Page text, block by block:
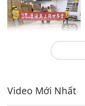
4:50
33:04
Video Mới Nhất